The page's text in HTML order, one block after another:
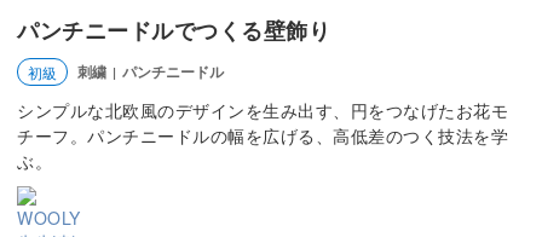
パンチニードルでつくる壁飾り
初級 刺繍 | パンチニードル
シンプルな北欧風のデザインを生み出す、円をつなげたお花モ
チーフ。パンチニードルの幅を広げる、高低差のつく技法を学
ぶ。